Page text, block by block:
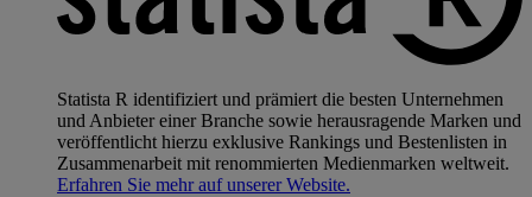
Statista R identifiziert und prämiert die besten Unternehmen
und Anbieter einer Branche sowie herausragende Marken und
veröffentlicht hierzu exklusive Rankings und Bestenlisten in
Zusammenarbeit mit renommierten Medienmarken weltweit.
Erfahren Sie mehr auf unserer Website.